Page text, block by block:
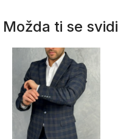
Možda ti se svidi